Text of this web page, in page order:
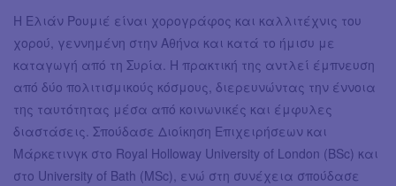
Η Ελιάν Ρουμιέ είναι χορογράφος και καλλιτέχνις του
χορού, γεννημένη στην Αθήνα και κατά το ήμισυ με
καταγωγή από τη Συρία. Η πρακτική της αντλεί έμπνευση
από δύο πολιτισμικούς κόσμους, διερευνώντας την έννοια
της ταυτότητας μέσα από κοινωνικές και έμφυλες
διαστάσεις. Σπούδασε Διοίκηση Επιχειρήσεων και
Μάρκετινγκ στο Royal Holloway University of London (BSc) και
στο University of Bath (MSc), ενώ στη συνέχεια σπούδασε